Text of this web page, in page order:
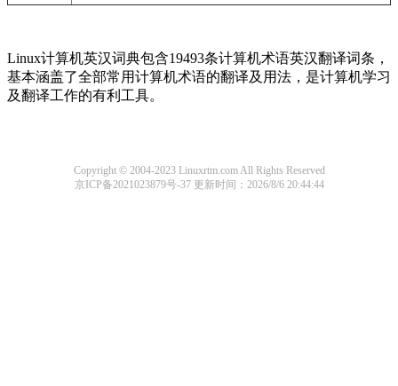
Linux计算机英汉词典包含19493条计算机术语英汉翻译词条，
基本涵盖了全部常用计算机术语的翻译及用法，是计算机学习
及翻译工作的有利工具。
Copyright © 2004-2023 Linuxrtm.com All Rights Reserved
京ICP备2021023879号-37更新时间：2026/8/6 20:44:44